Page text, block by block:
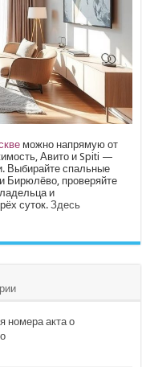
можно напрямую от
Авито и Spiti —
Выбирайте спальные
Бирюлёво, проверяйте
и
суток.Здесь
номера акта о